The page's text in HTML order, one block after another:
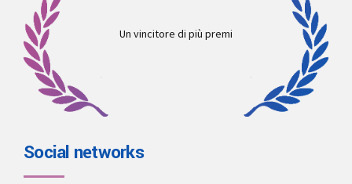
Un vincitore di più premi
Social networks